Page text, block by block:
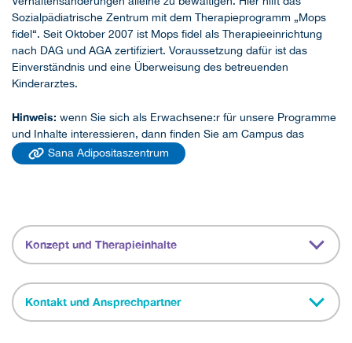
Sozialpädiatrische Zentrum mit dem Therapieprogramm „Mops
fidel“. Seit Oktober 2007 ist Mops fidel als Therapieeinrichtung
nach DAG und AGA zertifiziert. Voraussetzung dafür ist das
Einverständnis und eine Überweisung des betreuenden
Kinderarztes.
Hinweis: wenn Sie sich als Erwachsene:r für unsere Programme
und Inhalte interessieren, dann finden Sie am Campus das
Sana Adipositaszentrum
Konzept und Therapieinhalte
Kontakt und Ansprechpartner